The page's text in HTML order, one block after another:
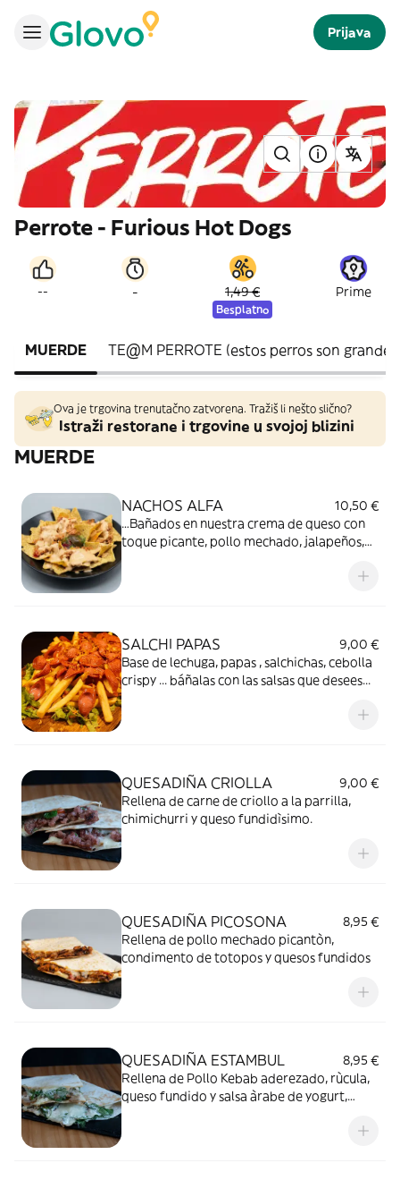
Prijava
Perrote - Furious Hot Dogs
-- - 1,49 €
Besplatno
Prime
MUERDE TE@M PERROTE (estos perros son
Ova je trgovina trenutačno zatvorena. Tražiš li nešto slično?
Istraži restorane i trgovine u svojoj blizini
MUERDE
NACHOS ALFA
10,50 €
…Bañados en nuestra crema de queso con
toque picante, pollo mechado, jalapeños,
SALCHI PAPAS
9,00 €
Base de lechuga, papas , salchichas, cebolla
crispy ... báñalas con las salsas que desees...
QUESADIÑA CRIOLLA
9,00 €
Rellena de carne de criollo a la parrilla,
chimichurri y queso fundidìsimo.
QUESADIÑA PICOSONA
8,95 €
Rellena de pollo mechado picantòn,
condimento de totopos y quesos fundidos
QUESADIÑA ESTAMBUL
8,95 €
Rellena de Pollo Kebab aderezado, rùcula,
queso fundido y salsa àrabe de yogurt,